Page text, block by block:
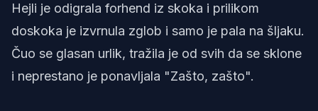
Hejli je odigrala forhend iz skoka i prilikom
doskoka je izvrnula zglob i samo je pala na šljaku.
Čuo se glasan urlik, tražila je od svih da se sklone
i neprestano je ponavljala "Zašto, zašto".